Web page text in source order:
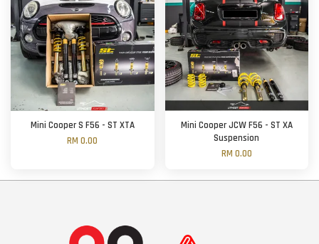
Mini Cooper S F56 - ST XTA
RM 0.00
Mini Cooper JCW F56 - ST XA
Suspension
RM 0.00